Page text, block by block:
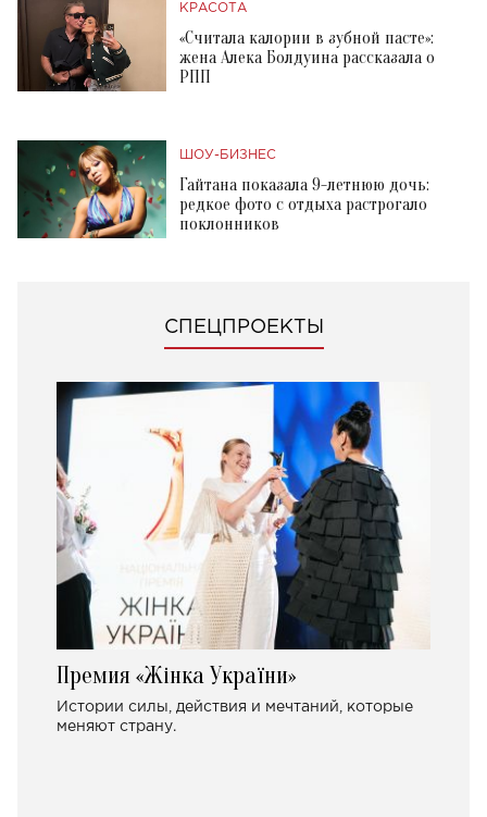
КРАСОТА
«Считала калории в зубной пасте»:
жена Алека Болдуина рассказала о
РПП
ШОУ-БИЗНЕС
Гайтана показала 9-летнюю дочь:
редкое фото с отдыха растрогало
поклонников
СПЕЦПРОЕКТЫ
Премия «Жінка України»
Истории силы, действия и мечтаний, которые
меняют страну.